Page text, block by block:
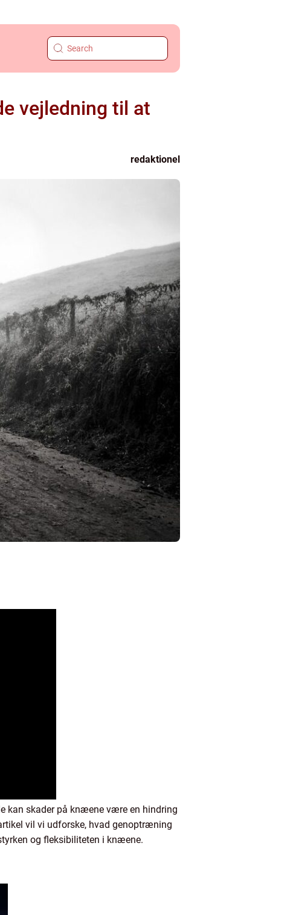
vejledning til at
redaktionel
kan skader på knæene være en hindring
vil vi udforske, hvad genoptræning
og fleksibiliteten i knæene.